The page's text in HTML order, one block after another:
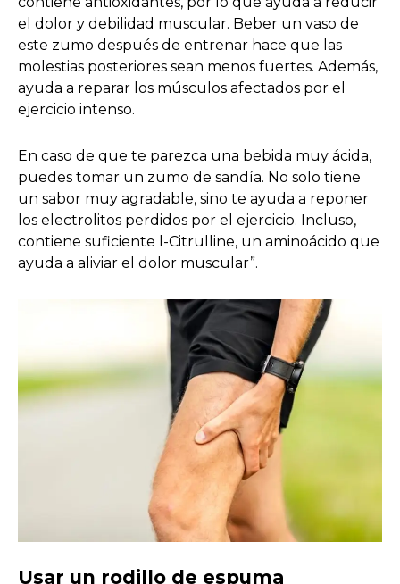
el dolor y debilidad muscular. Beber un vaso de
este zumo después de entrenar hace que las
molestias posteriores sean menos fuertes. Además,
ayuda a reparar los músculos afectados por el
ejercicio intenso.
En caso de que te parezca una bebida muy ácida,
puedes tomar un zumo de sandía. No solo tiene
un sabor muy agradable, sino te ayuda a reponer
los electrolitos perdidos por el ejercicio. Incluso,
contiene suficiente l-Citrulline, un aminoácido que
ayuda a aliviar el dolor muscular”.
Usar un rodillo de espuma